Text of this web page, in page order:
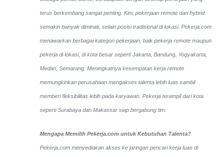
terus berkembang sangat penting. Kini, pekerjaan remote dan hybrid
semakin banyak diminati, selain posisi tradisional di lokasi. Pekerja.com
menawarkan berbagai kategori pekerjaan, baik pekerja remote maupun
pekerja di lokasi, di kota besar seperti Jakarta, Bandung, Yogyakarta,
Medan, Semarang. Meningkatnya kesempatan kerja remote
memungkinkan perusahaan mengakses talenta lebih luas sambil
memberi fleksibilitas lebih pada karyawan. Pekerja terampil dari kota
seperti Surabaya dan Makassar siap bergabung tim.
Mengapa Memilih Pekerja.com untuk Kebutuhan Talenta?
Pekerja.com menyediakan akses ke jaringan pencari kerja luas di